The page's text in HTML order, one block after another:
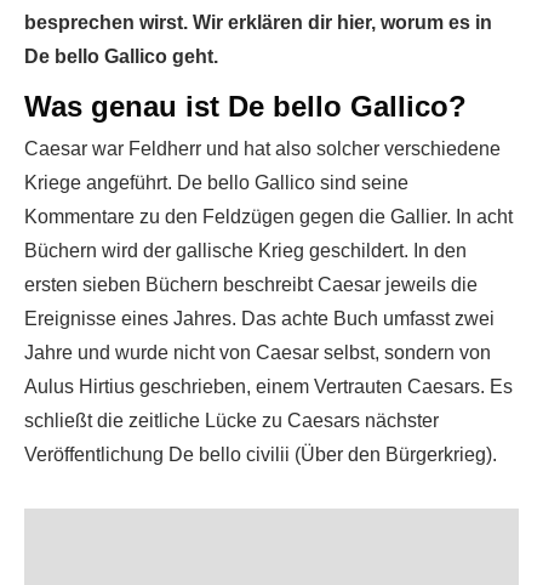
besprechen wirst. Wir erklären dir hier, worum es in
De bello Gallico geht.
Was genau ist De bello Gallico?
Caesar war Feldherr und hat also solcher verschiedene
Kriege angeführt. De bello Gallico sind seine
Kommentare zu den Feldzügen gegen die Gallier. In acht
Büchern wird der gallische Krieg geschildert. In den
ersten sieben Büchern beschreibt Caesar jeweils die
Ereignisse eines Jahres. Das achte Buch umfasst zwei
Jahre und wurde nicht von Caesar selbst, sondern von
Aulus Hirtius geschrieben, einem Vertrauten Caesars. Es
schließt die zeitliche Lücke zu Caesars nächster
Veröffentlichung De bello civilii (Über den Bürgerkrieg).